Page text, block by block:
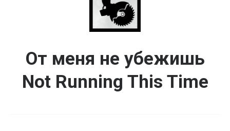
От меня не убежишь
Not Running This Time